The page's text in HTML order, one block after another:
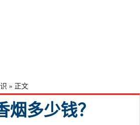
» 正文
烟多少钱？